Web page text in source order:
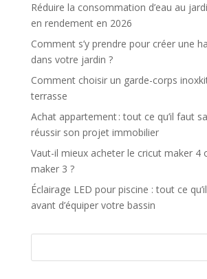
Réduire la consommation d’eau au
en rendement en 2026
Comment s’y prendre pour créer une
dans votre jardin ?
Comment choisir un garde-corps
terrasse
Achat appartement : tout ce qu’il faut
réussir son projet immobilier
Vaut-il mieux acheter le cricut maker 4
maker 3 ?
Éclairage LED pour piscine : tout ce
avant d’équiper votre bassin